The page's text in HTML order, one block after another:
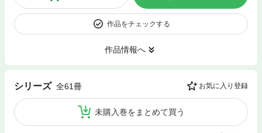
作品をチェックする
作品情報へ
シリーズ 全61冊 お気に入り登録
未購入巻をまとめて買う